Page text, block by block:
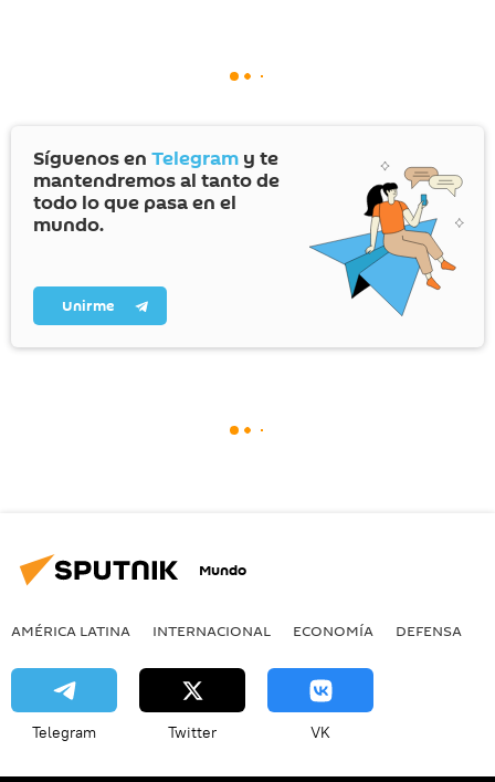
Síguenos en Telegram y te
mantendremos al tanto de
todo lo que pasa en el
mundo.
Unirme
Mundo
AMÉRICA LATINA INTERNACIONAL ECONOMÍA DEFENSA
Telegram Twitter VK